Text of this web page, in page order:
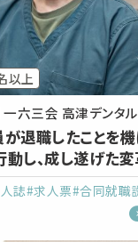
以上
六三会 高津デンタ
退職したことを
動し、成し遂げた
誌#求人票#合同就職